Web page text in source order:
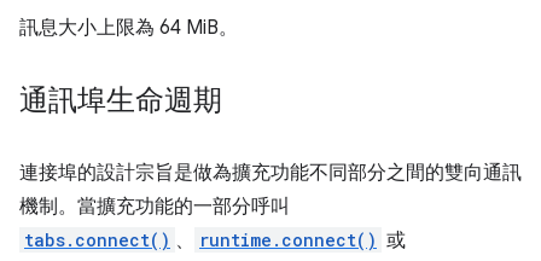
訊息大小上限為 64 MiB。
通訊埠生命週期
連接埠的設計宗旨是做為擴充功能不同部分之間的雙向通訊
機制。當擴充功能的一部分呼叫
tabs.connect() 、 runtime.connect() 或